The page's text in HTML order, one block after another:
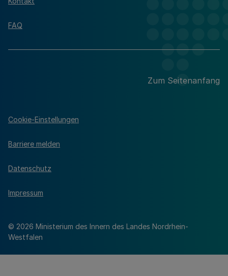
FAQ
Zum Seitenanfang
© 2026 Ministerium des Innern des Landes Nordrhein-
Westfalen
Cookie-Einstellungen
Barriere melden
Datenschutz
Impressum